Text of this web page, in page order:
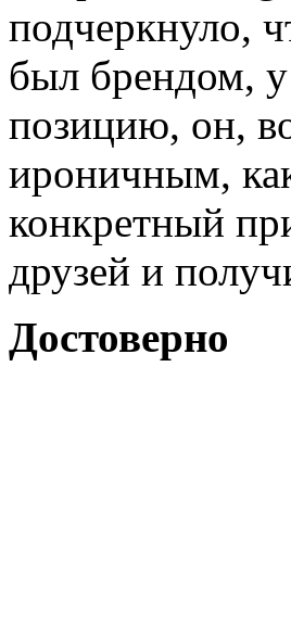
подчеркнуло,
был брендом,
позицию, он,
ироничным,
конкретный
друзей и
Достоверно